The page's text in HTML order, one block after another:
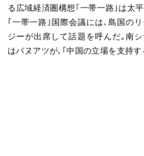
る広域経済圏構想｢一帯一路｣は太
｢一帯一路｣国際会議には､島国の
ジーが出席して話題を呼んだ｡南
はバヌアツが､｢中国の立場を支持す